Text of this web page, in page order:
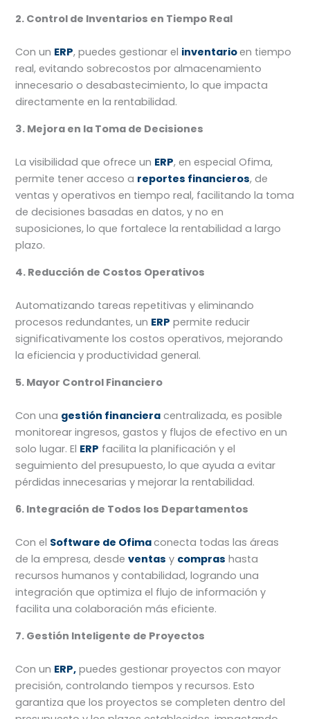
2. Control de Inventarios en Tiempo Real
Con un ERP, puedes gestionar el inventarioen tiempo
real, evitando sobrecostos por almacenamiento
innecesario o desabastecimiento, lo que impacta
directamente en la rentabilidad.
3. Mejora en la Toma de Decisiones
La visibilidad que ofrece un ERP, en especial Ofima,
permite tener acceso a reportes financieros, de
ventas y operativos en tiempo real, facilitando la toma
de decisiones basadas en datos, y no en
suposiciones, lo que fortalece la rentabilidad a largo
plazo.
4. Reducción de Costos Operativos
Automatizando tareas repetitivas y eliminando
procesos redundantes, un ERP permite reducir
significativamente los costos operativos, mejorando
la eficiencia y productividad general.
5. Mayor Control Financiero
Con una gestión financiera centralizada, es posible
monitorear ingresos, gastos y flujos de efectivo en un
solo lugar. El ERP facilita la planificación y el
seguimiento del presupuesto, lo que ayuda a evitar
pérdidas innecesarias y mejorar la rentabilidad.
6. Integración de Todos los Departamentos
Con el Software de Ofimaconecta todas las áreas
de la empresa, desdeventas y compras hasta
recursos humanos y contabilidad, logrando una
integración que optimiza el flujo de información y
facilita una colaboración más eficiente.
7. Gestión Inteligente de Proyectos
Con un ERP, puedes gestionar proyectos con mayor
precisión, controlando tiempos y recursos. Esto
garantiza que los proyectos se completen dentro del